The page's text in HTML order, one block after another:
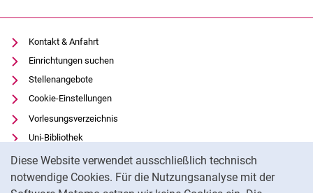
Diese Website verwendet ausschließlich technisch
notwendige Cookies. Für die Nutzungsanalyse mit der
Wissenschaftliche Hilfskraft
Studentische Hilfskraft
Kontakt & Anfahrt
Einrichtungen suchen
Stellenangebote
Cookie-Einstellungen
Vorlesungsverzeichnis
Uni-Bibliothek
Moodle
Panopto